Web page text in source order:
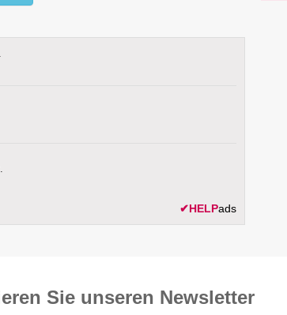
✔HELPads
Sie unseren News­letter